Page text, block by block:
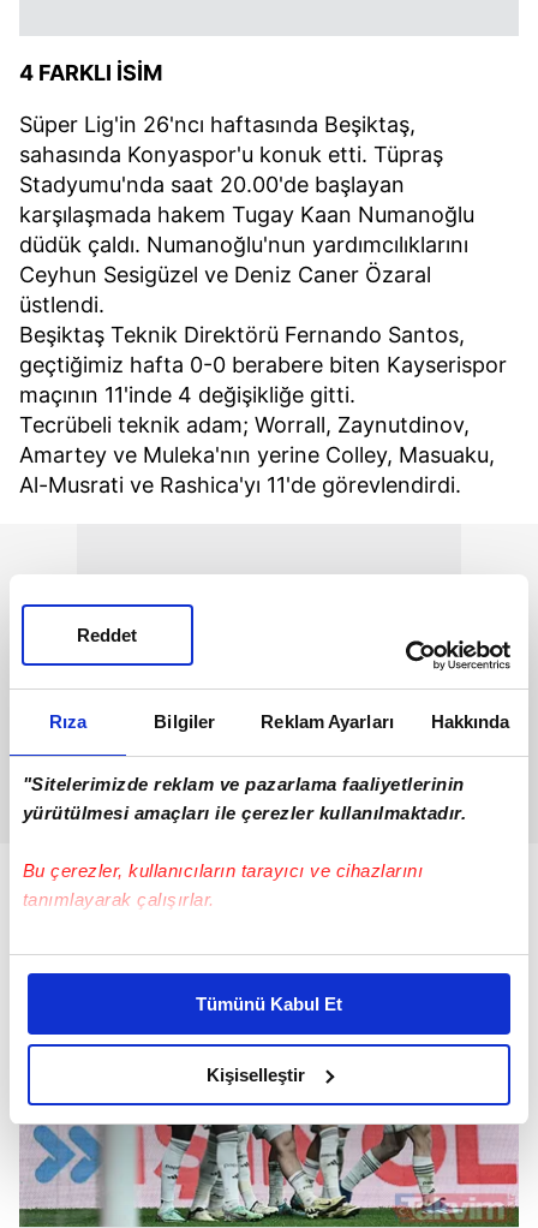
Rıza Bilgiler Reklam Ayarları Hakkında
"Sitelerimizde reklam ve pazarlama faaliyetlerinin
yürütülmesi amaçları ile çerezler kullanılmaktadır.
Bu çerezler, kullanıcıların tarayıcı ve cihazlarını
tanımlayarak çalışırlar.
Bu çerezlere izin vermeniz halinde sizlere özel
daha iyi reklam deneyimi yaşatabiliriz. Bunu yaparken
amacımızın size daha iyi bir reklam deneyimi sunmak
olduğunu ve sizlere en iyi içerikleri sunabilmek adına
elimizden gelen çabayı gösterdiğimizi ve bu noktada,
reklamların maliyetlerimizi karşılamak noktasında tek gelir
kalemimiz olduğunu sizlere hatırlatmak isteriz.
Her halükârda, kullanıcılar, bu çerezlere izin vermedikleri
Tümünü Kabul Et
Kişiselleştir
Reddet
4 FARKLI İSİM
Süper Lig'in 26'ncı haftasında Beşiktaş,
sahasında Konyaspor'u konuk etti. Tüpraş
Stadyumu'nda saat 20.00'de başlayan
karşılaşmada hakem Tugay Kaan Numanoğlu
düdük çaldı. Numanoğlu'nun yardımcılıklarını
Ceyhun Sesigüzel ve Deniz Caner Özaral
üstlendi.
Beşiktaş Teknik Direktörü Fernando Santos,
geçtiğimiz hafta 0-0 berabere biten Kayserispor
maçının 11'inde 4 değişikliğe gitti.
Tecrübeli teknik adam; Worrall, Zaynutdinov,
Amartey ve Muleka'nın yerine Colley, Masuaku,
Al-Musrati ve Rashica'yı 11'de görevlendirdi.